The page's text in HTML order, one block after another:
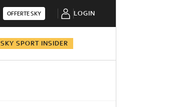
OFFERTE SKY LOGIN
SKY SPORT INSIDER